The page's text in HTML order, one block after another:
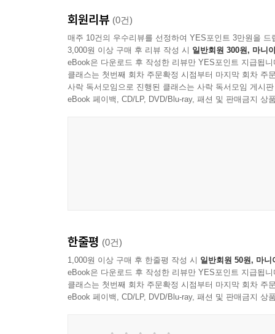
회원리뷰 (0건)
매주 10건의 우수리뷰를 선정하여 YES포인트 3만원을 드
3,000원 이상 구매 후 리뷰 작성 시 일반회원 300원, 마니
eBook은 다운로드 후 작성한 리뷰만 YES포인트 지급됩니
클래스는 첫번째 회차 주문확정 시점부터 마지막 회차 주
사락 독서모임으로 진행된 클래스는 사락 독서모임 게시
eBook 페이백, CD/LP, DVD/Blu-ray, 패션 및 판매금지 상
한줄평 (0건)
1,000원 이상 구매 후 한줄평 작성 시 일반회원 50원, 마니
eBook은 다운로드 후 작성한 리뷰만 YES포인트 지급됩니
클래스는 첫번째 회차 주문확정 시점부터 마지막 회차 주
eBook 페이백, CD/LP, DVD/Blu-ray, 패션 및 판매금지 상